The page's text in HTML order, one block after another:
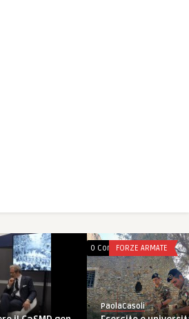
0 CommentsFORZE ARMATE
PaolaCasoli